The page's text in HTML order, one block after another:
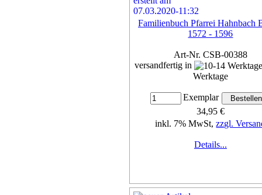
Familienbuch Pfarrei Hahnbach
1572 - 1596
Art-Nr. CSB-00388
versandfertig in
Werktage
Exemplar
34,95 €
inkl. 7% MwSt,zzgl.
Details...